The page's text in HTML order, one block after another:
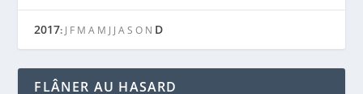
2017: J F M A M J J A S O N D
FLÂNER AU HASARD